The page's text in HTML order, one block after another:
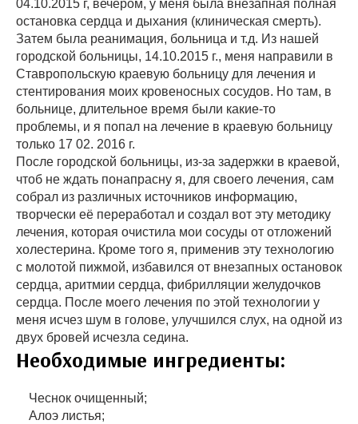
04.10.2015 г, вечером, у меня была внезапная полная
остановка сердца и дыхания (клиническая смерть).
Затем была реанимация, больница и т.д. Из нашей
городской больницы, 14.10.2015 г., меня направили в
Ставропольскую краевую больницу для лечения и
стентирования моих кровеносных сосудов. Но там, в
больнице, длительное время были какие-то
проблемы, и я попал на лечение в краевую больницу
только 17 02. 2016 г.
После городской больницы, из-за задержки в краевой,
чтоб не ждать понапрасну я, для своего лечения, сам
собрал из различных источников информацию,
творчески её переработал и создал вот эту методику
лечения, которая очистила мои сосуды от отложений
холестерина. Кроме того я, применив эту технологию
с молотой пижмой, избавился от внезапных остановок
сердца, аритмии сердца, фибрилляции желудочков
сердца. После моего лечения по этой технологии у
меня исчез шум в голове, улучшился слух, на одной из
двух бровей исчезла седина.
Необходимые ингредиенты:
Чеснок очищенный;
Алоэ листья;